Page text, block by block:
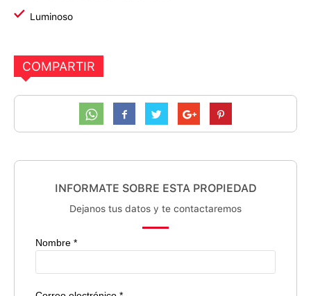
Luminoso
COMPARTIR
INFORMATE SOBRE ESTA PROPIEDAD
Dejanos tus datos y te contactaremos
Nombre *